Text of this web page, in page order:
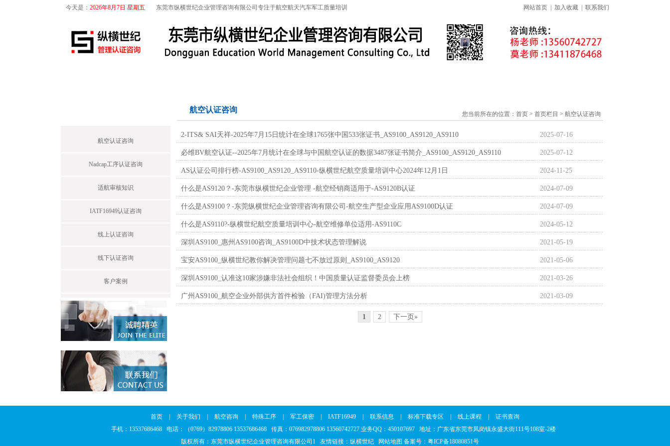
今天是： 2026年8月7日 星期五 东莞市纵横世纪企业管理咨询有限公司专注于航空航天汽车军工质量培训 网站首页 加入收藏 联系我们
航空认证咨询
Nadcap工序认证咨询
适航审核知识
IATF16949认证咨询
线上认证咨询
线下认证咨询
客户案例
航空认证咨询 您当前所在的位置： 首页> 首页栏目 > 航空认证咨询
2-ITS& SAI天祥-2025年7月15日统计在全球1765张中国533张证书_AS9100_AS9120_AS9110 2025-07-16
必维BV航空认证--2025年7月统计在全球与中国航空认证的数据3487张证书简介_AS9100_AS9120_AS9110 2025-07-12
AS认证公司排行榜-AS9100_AS9120_AS9110-纵横世纪航空质量培训中心2024年12月1日 2024-11-25
什么是AS9120？-东莞市纵横世纪企业管理 -航空经销商适用于-AS9120B认证 2024-07-09
什么是AS9100？-东莞纵横世纪企业管理咨询有限公司-航空生产型企业应用AS9100D认证 2024-07-09
什么是AS9110?-纵横世纪航空质量培训中心-航空维修单位适用-AS9110C 2024-05-12
深圳AS9100_惠州AS9100咨询_AS9100D中技术状态管理解说 2021-05-19
宝安AS9100_纵横世纪教你解决管理问题七不放过原则_AS9100_AS9120 2021-05-06
深圳AS9100_认准这10家涉嫌非法社会组织！中国质量认证监督委员会上榜 2021-03-26
广州AS9100_航空企业外部供方首件检验（FAI)管理方法分析 2021-03-09
1 2 下一页»
首页 关于我们 航空咨询 特殊工序 军工保密 IATF16949 联系信息 标准下载专区 线上课程
证书查询
手机：13537686468 电话：（0769）82978806 13537686468 传真：076982978806 13560742727 业务QQ：450107697 地址：广东省东莞市凤岗镇永盛大街111号108室-2楼
版权所有：东莞市纵横世纪企业管理咨询有限公司1 友情链接： 纵横世纪 网站地图 备案号： 粤ICP备18080851号